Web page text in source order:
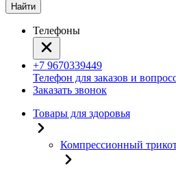
Найти
Телефоны
+7 9670339449
Телефон для заказов и
Заказать звонок
Товары для здоровья
Компрессионный